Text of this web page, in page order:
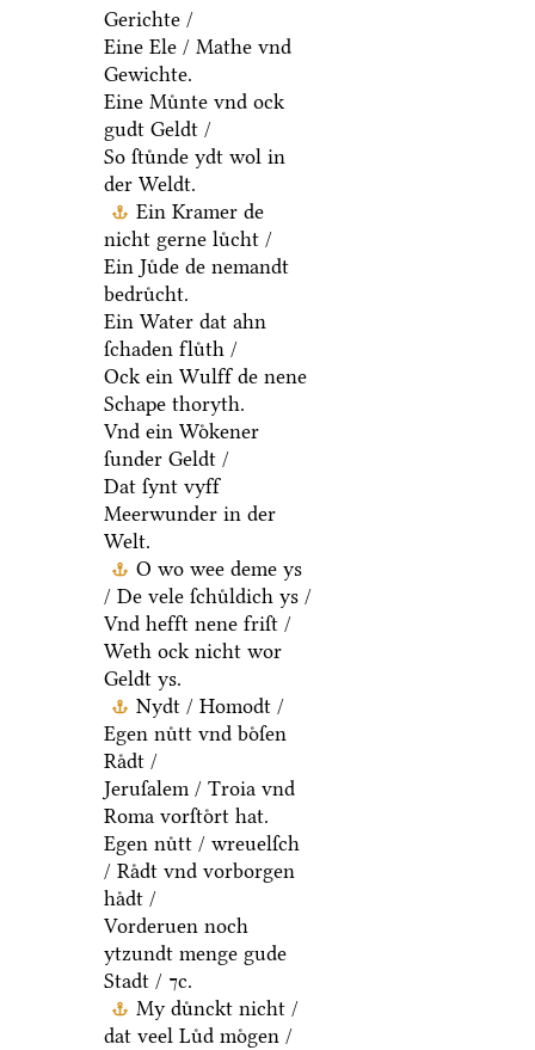
Gerichte /
Eine Ele / Mathe vnd
Gewichte.
Eine Muͤnte vnd ock
gudt Geldt /
So ſtuͤnde ydt wol in
der Weldt.
Ein Kramer de
nicht gerne luͤcht /
Ein Juͤde de nemandt
bedruͤcht.
Ein Water dat ahn
ſchaden fluͤth /
Ock ein Wulff de nene
Schape thoryth.
Vnd ein Woͤkener
ſunder Geldt /
Dat ſynt vyff
Meerwunder in der
Welt.
O wo wee deme ys
/ De vele ſchuͤldich ys /
Vnd hefft nene friſt /
Weth ock nicht wor
Geldt ys.
Nydt / Homodt /
Egen nuͤtt vnd boͤſen
Raͤdt /
Jeruſalem / Troia vnd
Roma vorſtoͤrt hat.
Egen nuͤtt / wreuelſch
/ Raͤdt vnd vorborgen
haͤdt /
Vorderuen noch
ytzundt menge gude
Stadt / ⁊c.
My duͤnckt nicht /
dat veel Luͤd moͤgen /